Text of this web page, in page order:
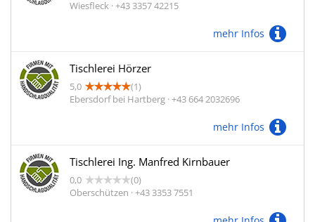
Wiesfleck · +43 3357 42215
mehr Infos
Tischlerei Hörzer
5,0
(1)
Ebersdorf bei Hartberg · +43 664 2032696
mehr Infos
Tischlerei Ing. Manfred Kirnbauer
0,0
(0)
Oberschützen · +43 3353 7551